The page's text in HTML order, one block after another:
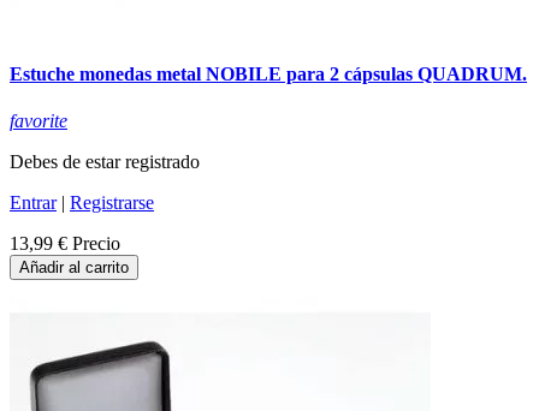
Estuche monedas metal NOBILE para 2 cápsulas QUADRUM.
favorite
Debes de estar registrado
Entrar| Registrarse
13,99 € Precio
Añadir al carrito